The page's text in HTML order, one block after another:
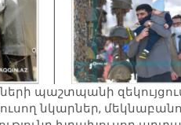
պաշտպանի
նկարներ,